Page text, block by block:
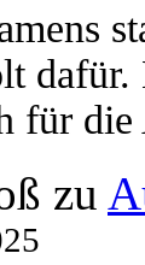
für
zu